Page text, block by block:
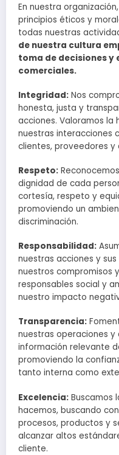
En nuestra
principios éticos y
todas nuestras
de nuestra cultura
toma de decisiones y
comerciales.
Integridad: Nos
honesta, justa y
acciones. Valoramos la
nuestras interacciones
clientes, proveedores
Respeto:
dignidad de cada
cortesía, respeto y
promoviendo un
discriminación.
Responsabilidad:
nuestras acciones y
nuestros compromisos
responsables social y
nuestro impacto
Transparencia:
nuestras operaciones y
información relevante
promoviendo la
tanto interna como
Excelencia: Buscamos
hacemos, buscando
procesos, productos y
alcanzar altos
cliente.